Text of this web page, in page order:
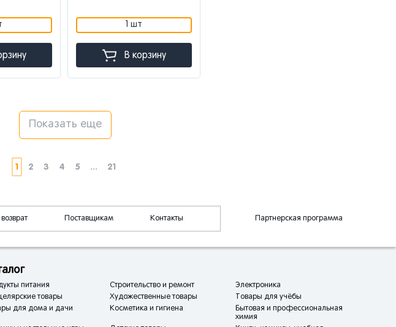
1 шт
В корзину
Показать еще
1 2 3 4 5 ... 21
Поставщикам Контакты Партнерская программа
питания Строительство и ремонт
Электроника
товары
Художественные товары
Товары для учёбы
для дома и дачи
Косметика и гигиена
Бытовая и профессиональная
химия